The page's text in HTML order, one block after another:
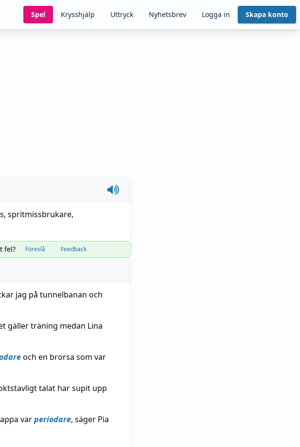
Spel Krysshjälp Uttryck Nyhetsbrev Logga in Skapa konto
, spritmissbrukare,
fel? Föreslå Feedback
jag på tunnelbanan och
gäller träning medan Lina
och en brorsa som var
talat har supit upp
varperiodare, säger Pia